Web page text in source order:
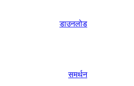
डाउनलोड
समर्थन